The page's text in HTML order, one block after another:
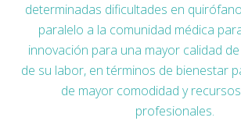
determinadas dificultades en
paralelo a la comunidad médica
innovación para una mayor calidad
de su labor, en términos de bienestar
de mayor comodidad y
profesionales.